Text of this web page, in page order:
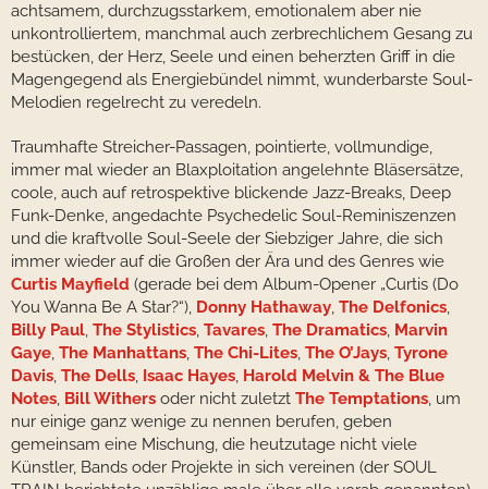
achtsamem, durchzugsstarkem, emotionalem aber nie
unkontrolliertem, manchmal auch zerbrechlichem Gesang zu
bestücken, der Herz, Seele und einen beherzten Griff in die
Magengegend als Energiebündel nimmt, wunderbarste Soul-
Melodien regelrecht zu veredeln.
Traumhafte Streicher-Passagen, pointierte, vollmundige,
immer mal wieder an Blaxploitation angelehnte Bläsersätze,
coole, auch auf retrospektive blickende Jazz-Breaks, Deep
Funk-Denke, angedachte Psychedelic Soul-Reminiszenzen
und die kraftvolle Soul-Seele der Siebziger Jahre, die sich
immer wieder auf die Großen der Ära und des Genres wie
Curtis Mayfield (gerade bei dem Album-Opener „Curtis (Do
You Wanna Be A Star?“), Donny Hathaway, The Delfonics,
Billy Paul, The Stylistics, Tavares, The Dramatics, Marvin
Gaye, The Manhattans, The Chi-Lites, The O’Jays, Tyrone
Davis, The Dells, Isaac Hayes, Harold Melvin & The Blue
Notes, Bill Withers oder nicht zuletzt The Temptations, um
nur einige ganz wenige zu nennen berufen, geben
gemeinsam eine Mischung, die heutzutage nicht viele
Künstler, Bands oder Projekte in sich vereinen (der SOUL